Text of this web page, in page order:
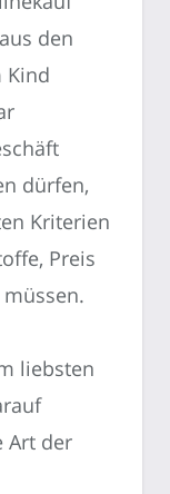
den
Kind
dürfen,
Kriterien
Preis
liebsten
Art der